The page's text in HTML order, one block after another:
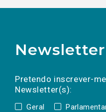
Newsletter
Pretendo inscrever-
Newsletter(s):
Geral
a(s) newsletter(s).
mail